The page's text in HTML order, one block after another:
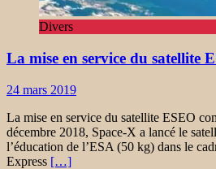
Divers
La mise en service du satellite
24 mars 2019
La mise en service du satellite ESEO
décembre 2018, Space-X a lancé le
l’éducation de l’ESA (50 kg) dans le
Express […]